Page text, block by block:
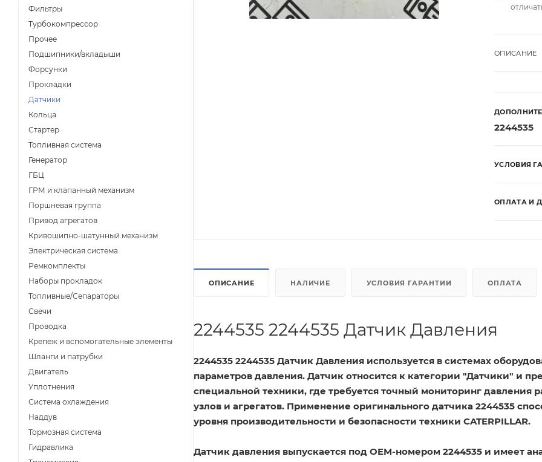
ОПИСАНИЕ
2244535
УСЛОВИЯ
ОПЛАТА И
ОПИСАНИЕ НАЛИЧИЕ УСЛОВИЯ ГАРАНТИИ ОПЛАТА
2244535 2244535 Датчик Давления
2244535 2244535 Датчик Давления используется в системах
параметров давления. Датчик относится к категории "Датчики" и
специальной техники, где требуется точный мониторинг давления
узлов и агрегатов. Применение оригинального датчика 2244535
уровня производительности и безопасности техники CATERPILLAR.
Датчик давления выпускается под OEM-номером 2244535 и имеет
Фильтры
Турбокомпрессор
Прочее
Подшипники/вкладыши
Форсунки
Прокладки
Датчики
Кольца
Стартер
Топливная система
Генератор
ГБЦ
ГРМ и клапанный механизм
Поршневая группа
Привод агрегатов
Кривошипно-шатунный механизм
Электрическая система
Ремкомплекты
Наборы прокладок
Топливные/Сепараторы
Свечи
Проводка
Крепеж и вспомогательные элементы
Шланги и патрубки
Двигатель
Уплотнения
Система охлаждения
Наддув
Тормозная система
Гидравлика